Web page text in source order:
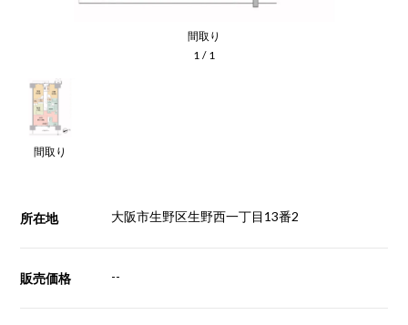
間取り
1/1
間取り
所在地 大阪市生野区生野西一丁目13番2
販売価格 --